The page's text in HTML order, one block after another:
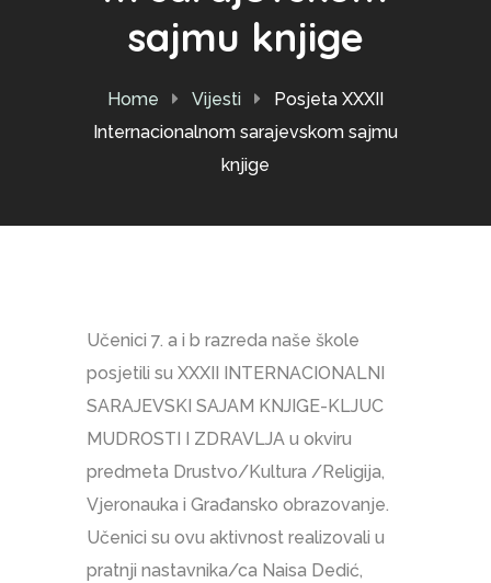
sajmu knjige
Home Vijesti
Posjeta XXXII
Internacionalnom sarajevskom sajmu
knjige
Učenici 7. a i b razreda naše škole
posjetili su XXXII INTERNACIONALNI
SARAJEVSKI SAJAM KNJIGE-KLJUC
MUDROSTI I ZDRAVLJA u okviru
predmeta Drustvo/Kultura /Religija,
Vjeronauka i Građansko obrazovanje.
Učenici su ovu aktivnost realizovali u
pratnji nastavnika/ca Naisa Dedić,